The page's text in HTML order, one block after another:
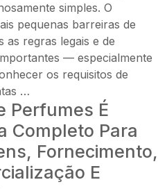
simples. O
pequenas barreiras de
as regras legais e de
— especialmente
os requisitos de
…
a
idade
mínima
para
começar
Perfumes É
Completo Para
Fornecimento,
E